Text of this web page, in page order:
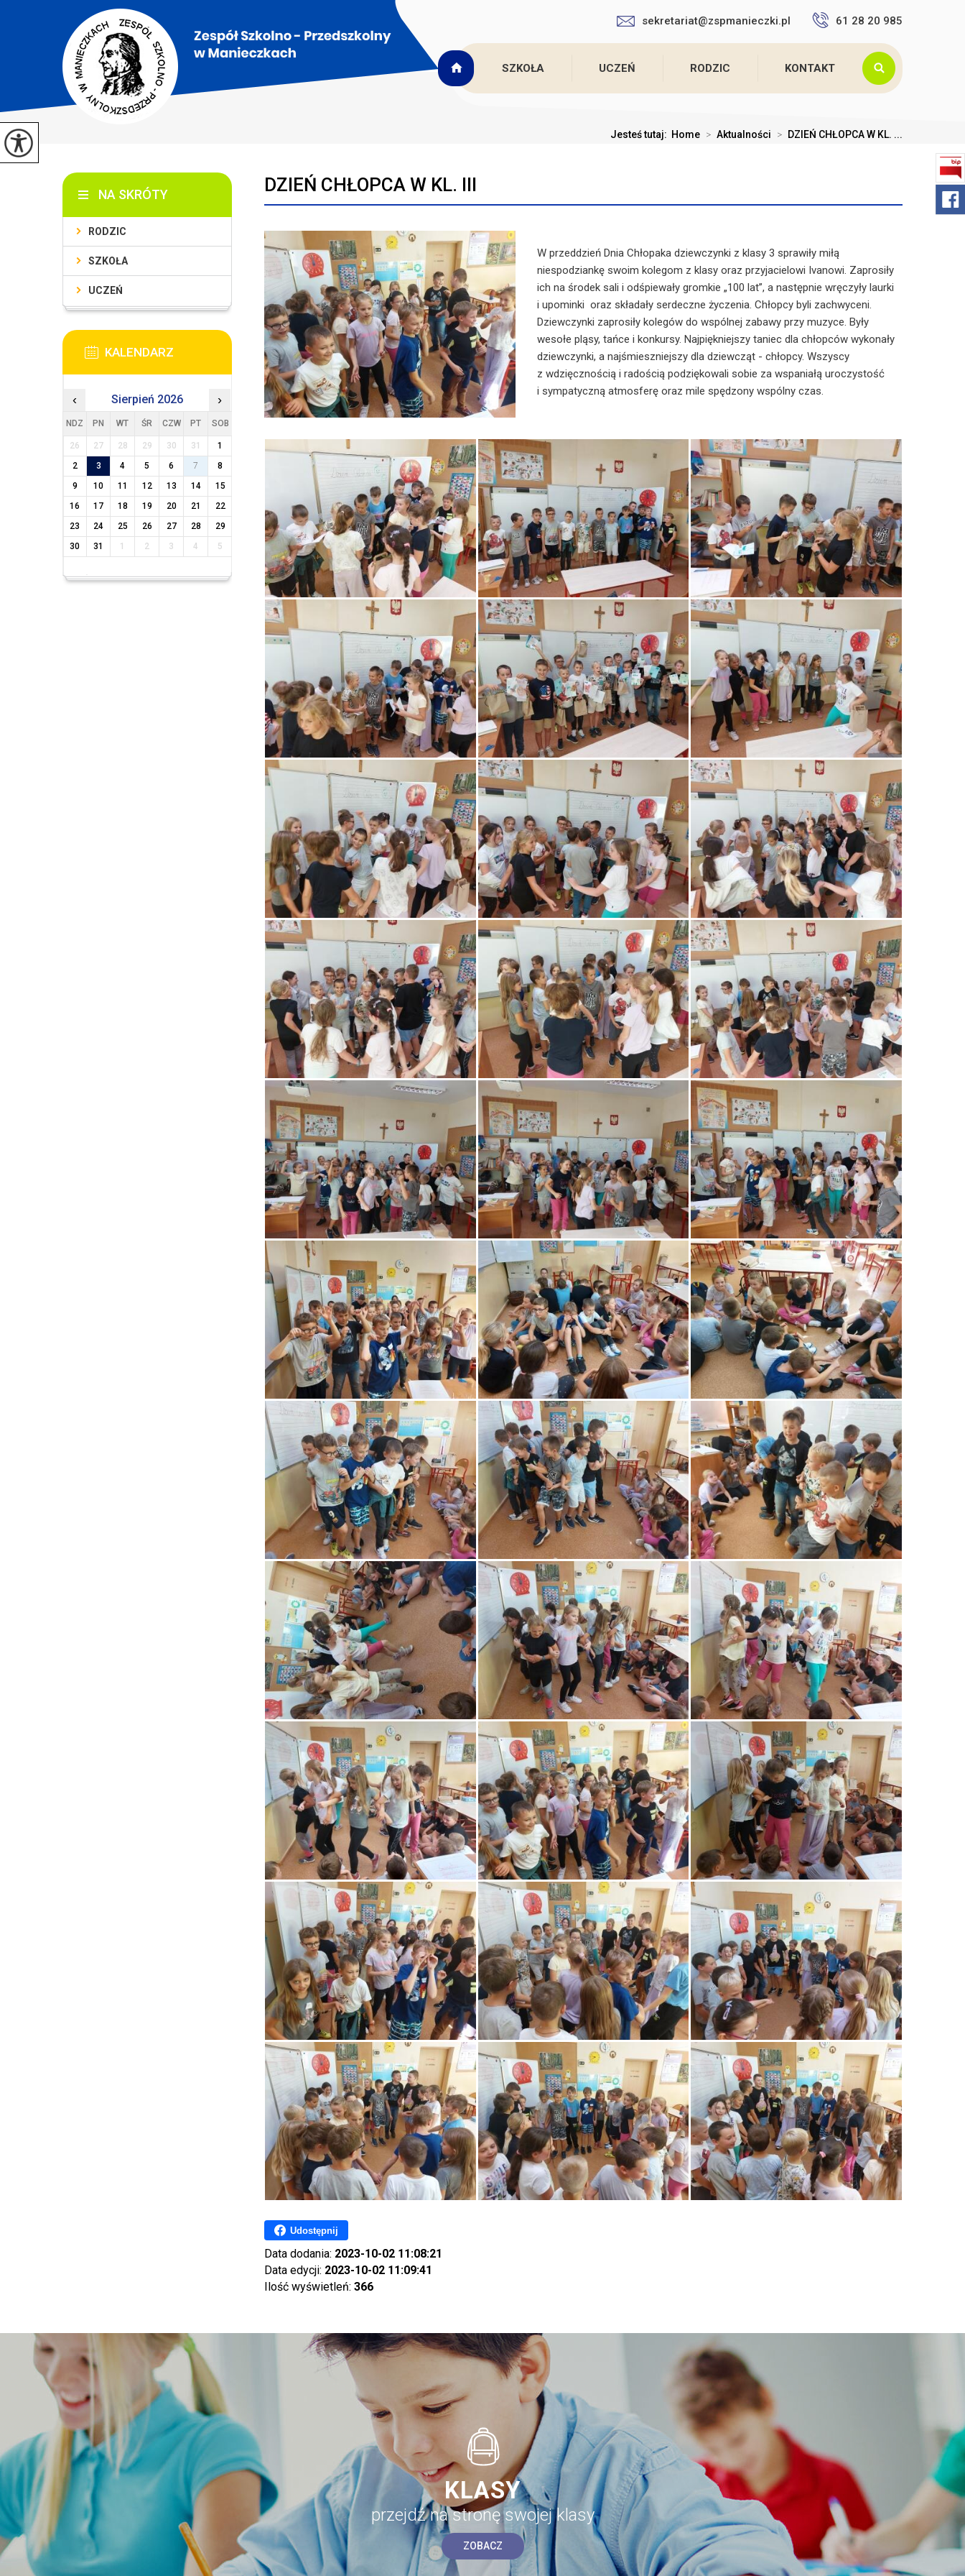
sekretariat@zspmanieczki.pl 61 28 20 985
SZKOŁA UCZEŃ RODZIC KONTAKT
Jesteś tutaj: Home > Aktualności > DZIEŃ CHŁOPCA W KL. ...
DZIEŃ CHŁOPCA W KL. III
W przeddzień Dnia Chłopaka dziewczynki z klasy 3 sprawiły miłą
niespodziankę swoim kolegom z klasy oraz przyjacielowi Ivanowi. Zaprosiły
ich na środek sali i odśpiewały gromkie „100 lat”, a następnie wręczyły laurki
i upominki oraz składały serdeczne życzenia. Chłopcy byli zachwyceni.
Dziewczynki zaprosiły kolegów do wspólnej zabawy przy muzyce. Były
wesołe pląsy, tańce i konkursy. Najpiękniejszy taniec dla chłopców wykonały
dziewczynki, a najśmieszniejszy dla dziewcząt - chłopcy. Wszyscy
z wdzięcznością i radością podziękowali sobie za wspaniałą uroczystość
i sympatyczną atmosferę oraz mile spędzony wspólny czas.
Udostępnij
Data dodania: 2023-10-02 11:08:21
Data edycji: 2023-10-02 11:09:41
Ilość wyświetleń: 366
NA SKRÓTY
RODZIC
SZKOŁA
UCZEŃ
KALENDARZ
‹ Sierpień 2026 ›
NDZ PN WT ŚR CZW PT SOB
26 27 28 29 30 31
1
2
3 4 5 6 7
8
9
10 11 12 13 14
15
16
17 18 19 20 21
22
23
24 25 26 27 28
29
30
31 1 2 3 4 5
KLASY
przejdź na stronę swojej klasy
ZOBACZ